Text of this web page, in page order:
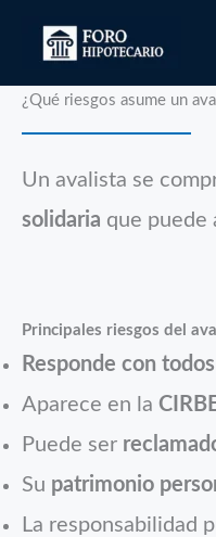
¿Qué riesgos asume un
Un avalista se
solidaria que puede
Principales riesgos del
Responde con
Aparece en la
Puede ser
Su patrimonio
La responsabilidad